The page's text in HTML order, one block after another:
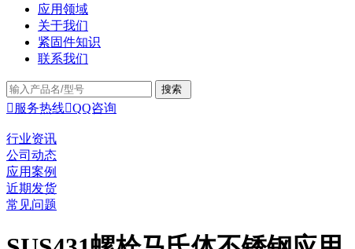
应用领域
关于我们
紧固件知识
联系我们
 服务热线QQ咨询
行业资讯
公司动态
应用案例
近期发货
常见问题